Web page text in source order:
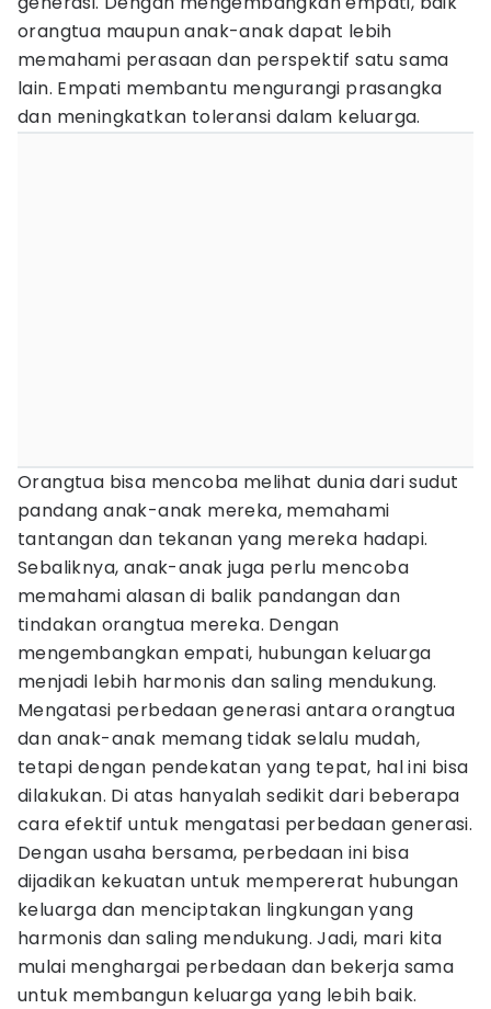
orangtua maupun anak-anak dapat lebih
memahami perasaan dan perspektif satu sama
lain. Empati membantu mengurangi prasangka
dan meningkatkan toleransi dalam keluarga.
Orangtua bisa mencoba melihat dunia dari sudut
pandang anak-anak mereka, memahami
tantangan dan tekanan yang mereka hadapi.
Sebaliknya, anak-anak juga perlu mencoba
memahami alasan di balik pandangan dan
tindakan orangtua mereka. Dengan
mengembangkan empati, hubungan keluarga
menjadi lebih harmonis dan saling mendukung.
Mengatasi perbedaan generasi antara orangtua
dan anak-anak memang tidak selalu mudah,
tetapi dengan pendekatan yang tepat, hal ini bisa
dilakukan. Di atas hanyalah sedikit dari beberapa
cara efektif untuk mengatasi perbedaan generasi.
Dengan usaha bersama, perbedaan ini bisa
dijadikan kekuatan untuk mempererat hubungan
keluarga dan menciptakan lingkungan yang
harmonis dan saling mendukung. Jadi, mari kita
mulai menghargai perbedaan dan bekerja sama
untuk membangun keluarga yang lebih baik.